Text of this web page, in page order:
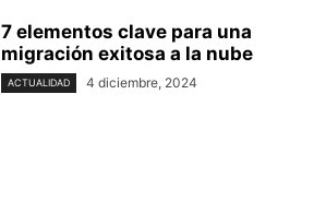
7 elementos clave para una
migración exitosa a la nube
ACTUALIDAD 4 diciembre, 2024